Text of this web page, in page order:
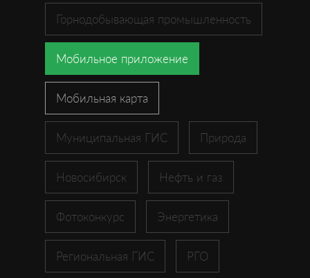
Горнодобывающая промышленность
Мобильное приложение
Мобильная карта
Муниципальная ГИС Природа
Новосибирск Нефть и газ
Фотоконкурс Энергетика
Региональная ГИС РГО